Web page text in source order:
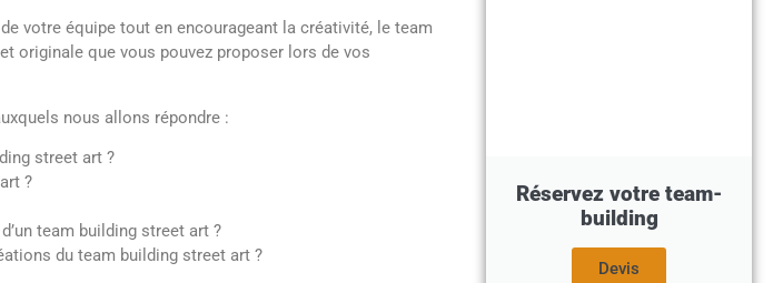
votre équipe tout en encourageant la créativité, le team
originale que vous pouvez proposer lors de vos
nous allons répondre :
street art ?
?
team building street art ?
du team building street art ?
Réservez votre team-
building
Devis